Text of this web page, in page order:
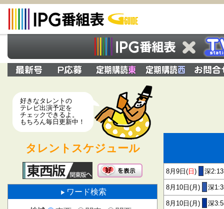
好きなタレントの
テレビ出演予定を
チェックできるよ。
もちろん毎日更新中！
タレントスケジュール
ワード検索
8月9日( 日 ) 深
8月10日(月) 深
8月10日(月) 深